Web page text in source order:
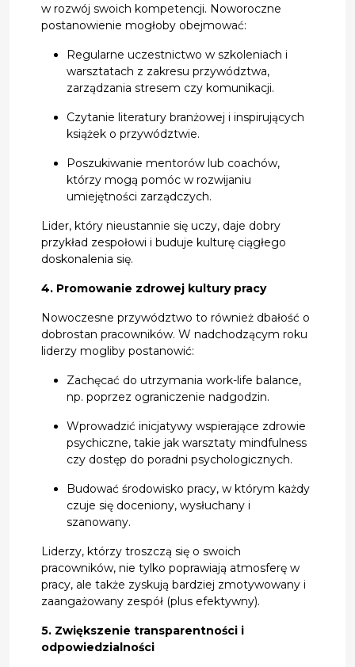
w rozwój swoich kompetencji. Noworoczne
postanowienie mogłoby obejmować:
Regularne uczestnictwo w szkoleniach i
warsztatach z zakresu przywództwa,
zarządzania stresem czy komunikacji.
Czytanie literatury branżowej i inspirujących
książek o przywództwie.
Poszukiwanie mentorów lub coachów,
którzy mogą pomóc w rozwijaniu
umiejętności zarządczych.
Lider, który nieustannie się uczy, daje dobry
przykład zespołowi i buduje kulturę ciągłego
doskonalenia się.
4. Promowanie zdrowej kultury pracy
Nowoczesne przywództwo to również dbałość o
dobrostan pracowników. W nadchodzącym roku
liderzy mogliby postanowić:
Zachęcać do utrzymania work-life balance,
np. poprzez ograniczenie nadgodzin.
Wprowadzić inicjatywy wspierające zdrowie
psychiczne, takie jak warsztaty mindfulness
czy dostęp do poradni psychologicznych.
Budować środowisko pracy, w którym każdy
czuje się doceniony, wysłuchany i
szanowany.
Liderzy, którzy troszczą się o swoich
pracowników, nie tylko poprawiają atmosferę w
pracy, ale także zyskują bardziej zmotywowany i
zaangażowany zespół (plus efektywny).
5. Zwiększenie transparentności i
odpowiedzialności